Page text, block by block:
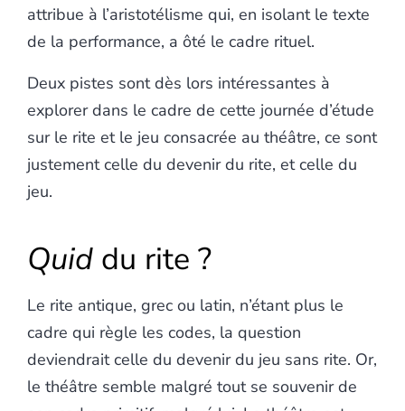
attribue à l’aristotélisme qui, en isolant le texte
de la performance, a ôté le cadre rituel.
Deux pistes sont dès lors intéressantes à
explorer dans le cadre de cette journée d’étude
sur le rite et le jeu consacrée au théâtre, ce sont
justement celle du devenir du rite, et celle du
jeu.
Quid du rite ?
Le rite antique, grec ou latin, n’étant plus le
cadre qui règle les codes, la question
deviendrait celle du devenir du jeu sans rite. Or,
le théâtre semble malgré tout se souvenir de